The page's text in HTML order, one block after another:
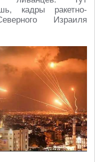
кадры ракетно-
Израиля